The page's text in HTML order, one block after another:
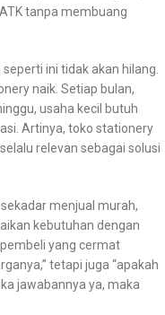
tanpa membuang
ini tidak akan hilang.
naik. Setiap bulan,
usaha kecil butuh
Artinya, toko stationery
relevan sebagai solusi
menjual murah,
kebutuhan dengan
yang cermat
tetapi juga “apakah
jawabannya ya, maka